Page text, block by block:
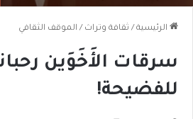
الرئيسية / ثقافة وتراث / الموقف الثقافي
سرقات الأَخَوَين
للفضيحة!